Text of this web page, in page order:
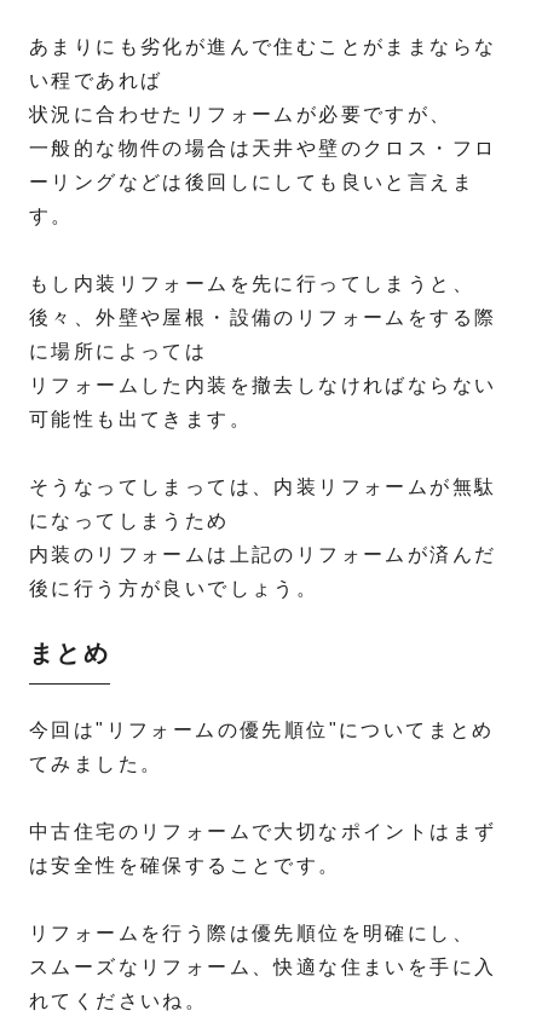
あまりにも劣化が進んで住むことがままならな
い程であれば
状況に合わせたリフォームが必要ですが、
一般的な物件の場合は天井や壁のクロス・フロ
ーリングなどは後回しにしても良いと言えま
す。
もし内装リフォームを先に行ってしまうと、
後々、外壁や屋根・設備のリフォームをする際
に場所によっては
リフォームした内装を撤去しなければならない
可能性も出てきます。
そうなってしまっては、内装リフォームが無駄
になってしまうため
内装のリフォームは上記のリフォームが済んだ
後に行う方が良いでしょう。
まとめ
今回は"リフォームの優先順位"についてまとめ
てみました。
中古住宅のリフォームで大切なポイントはまず
は安全性を確保することです。
リフォームを行う際は優先順位を明確にし、
スムーズなリフォーム、快適な住まいを手に入
れてくださいね。